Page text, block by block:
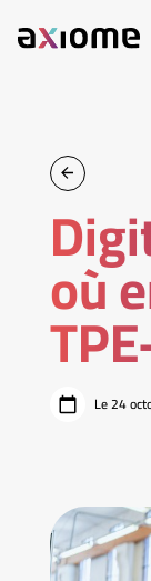
où
Le 24